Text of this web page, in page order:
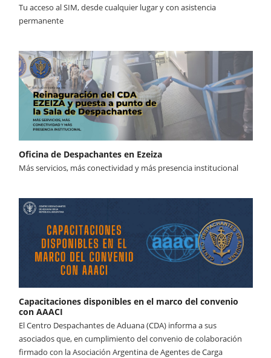
Tu acceso al SIM, desde cualquier lugar y con asistencia
permanente
Oficina de Despachantes en Ezeiza
Más servicios, más conectividad y más presencia institucional
Capacitaciones disponibles en el marco del convenio
con AAACI
El Centro Despachantes de Aduana (CDA) informa a sus
asociados que, en cumplimiento del convenio de colaboración
firmado con la Asociación Argentina de Agentes de Carga